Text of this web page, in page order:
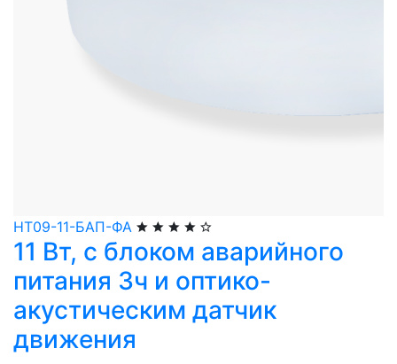
НТ09-11-БАП-ФА
11 Вт, с блоком аварийного
питания 3ч и оптико-
акустическим датчик
движения